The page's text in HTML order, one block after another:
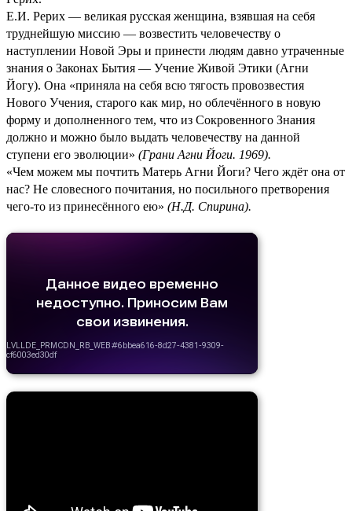
Е.И. Рерих — великая русская женщина, взявшая на себя
труднейшую миссию — возвестить человечеству о
наступлении Новой Эры и принести людям давно утраченные
знания о Законах Бытия — Учение Живой Этики (Агни
Йогу). Она «приняла на себя всю тягость провозвестия
Нового Учения, старого как мир, но облечённого в новую
форму и дополненного тем, что из Сокровенного Знания
должно и можно было выдать человечеству на данной
ступени его эволюции» (Грани Агни Йоги. 1969).
«Чем можем мы почтить Матерь Агни Йоги? Чего ждёт она от
нас? Не словесного почитания, но посильного претворения
чего-то из принесённого ею» (Н.Д. Спирина).